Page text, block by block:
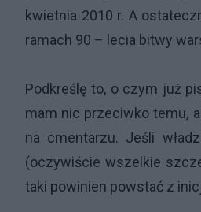
kwietnia 2010 r. A
ramach 90 – lecia bitwy
Podkreślę to, o czym już
mam nic przeciwko temu,
na cmentarzu. Jeśli
(oczywiście wszelkie
taki powinien powstać z